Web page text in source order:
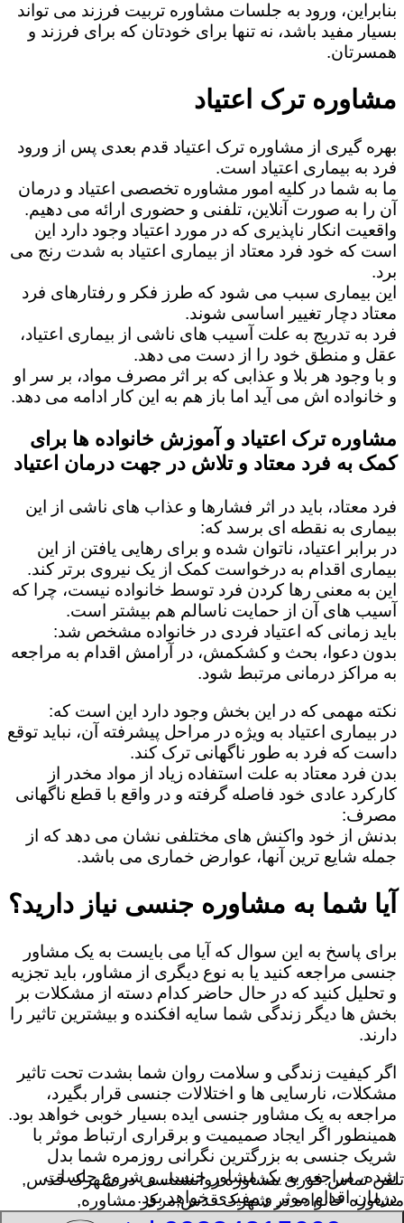
بنابراین، ورود به جلسات مشاوره تربیت فرزند می تواند
بسیار مفید باشد، نه تنها برای خودتان که برای فرزند و
همسرتان.
مشاوره ترک اعتیاد
بهره گیری از مشاوره ترک اعتیاد قدم بعدی پس از ورود
فرد به بیماری اعتیاد است.
ما به شما در کلیه امور مشاوره تخصصی اعتیاد و درمان
آن را به صورت آنلاین، تلفنی و حضوری ارائه می دهیم.
واقعیت انکار ناپذیری که در مورد اعتیاد وجود دارد این
است که خود فرد معتاد از بیماری اعتیاد به شدت رنج می
برد.
این بیماری سبب می شود که طرز فکر و رفتارهای فرد
معتاد دچار تغییر اساسی شوند.
فرد به تدریج به علت آسیب های ناشی از بیماری اعتیاد،
عقل و منطق خود را از دست می دهد.
و با وجود هر بلا و عذابی که بر اثر مصرف مواد، بر سر او
و خانواده اش می آید اما باز هم به این کار ادامه می دهد.
مشاوره ترک اعتیاد و آموزش خانواده ها برای
کمک به فرد معتاد و تلاش در جهت درمان اعتیاد
فرد معتاد، باید در اثر فشارها و عذاب های ناشی از این
بیماری به نقطه ای برسد که:
در برابر اعتیاد، ناتوان شده و برای رهایی یافتن از این
بیماری اقدام به درخواست کمک از یک نیروی برتر کند.
این به معنی رها کردن فرد توسط خانواده نیست، چرا که
آسیب های آن از حمایت ناسالم هم بیشتر است.
باید زمانی که اعتیاد فردی در خانواده مشخص شد:
بدون دعوا، بحث و کشکمش، در آرامش اقدام به مراجعه
به مراکز درمانی مرتبط شود.
نکته مهمی که در این بخش وجود دارد این است که:
در بیماری اعتیاد به ویژه در مراحل پیشرفته آن، نباید توقع
داست که فرد به طور ناگهانی ترک کند.
بدن فرد معتاد به علت استفاده زیاد از مواد مخدر از
کارکرد عادی خود فاصله گرفته و در واقع با قطع ناگهانی
مصرف:
بدنش از خود واکنش های مختلفی نشان می دهد که از
جمله شایع ترین آنها، عوارض خماری می باشد.
آیا شما به مشاوره جنسی نیاز دارید؟
برای پاسخ به این سوال که آیا می بایست به یک مشاور
جنسی مراجعه کنید یا به نوع دیگری از مشاور، باید تجزیه
و تحلیل کنید که در حال حاضر کدام دسته از مشکلات بر
بخش ها دیگر زندگی شما سایه افکنده و بیشترین تاثیر را
دارند.
اگر کیفیت زندگی و سلامت روان شما بشدت تحت تاثیر
مشکلات، نارسایی ها و اختلالات جنسی قرار بگیرد،
مراجعه به یک مشاور جنسی ایده بسیار خوبی خواهد بود.
همینطور اگر ایجاد صمیمیت و برقراری ارتباط موثر با
شریک جنسی به بزرگترین نگرانی روزمره شما بدل
شده، مراجعه به یک مشاور جنسی و شروع جلسات
درمان اقدام موثر و مفیدی خواهد بود.
تلفن تماس فوریمشاوره روانشناسی در شهرک قدس,
مشاوره خانواده در شهرک قدس,مرکز مشاوره,